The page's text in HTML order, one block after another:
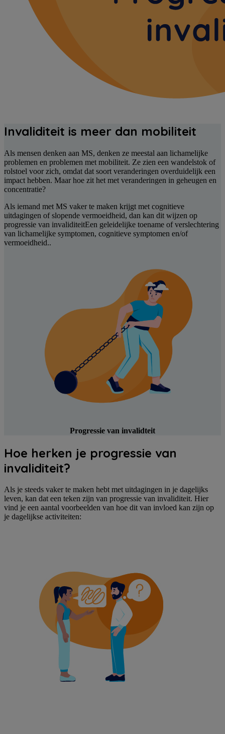
Invaliditeit is meer dan mobiliteit
Als mensen denken aan MS, denken ze meestal aan lichamelijke
problemen en problemen met mobiliteit. Ze zien een wandelstok of
rolstoel voor zich, omdat dat soort veranderingen overduidelijk een
impact hebben. Maar hoe zit het met veranderingen in geheugen en
concentratie?
Als iemand met MS vaker te maken krijgt met cognitieve
uitdagingen of slopende vermoeidheid, dan kan dit wijzen op
progressie van invaliditeitEen geleidelijke toename of verslechtering
van lichamelijke symptomen, cognitieve symptomen en/of
vermoeidheid..
Progressie van invalidteit
Hoe herken je progressie van
invaliditeit?
Als je steeds vaker te maken hebt met uitdagingen in je dagelijks
leven, kan dat een teken zijn van progressie van invaliditeit. Hier
vind je een aantal voorbeelden van hoe dit van invloed kan zijn op
je dagelijkse activiteiten: